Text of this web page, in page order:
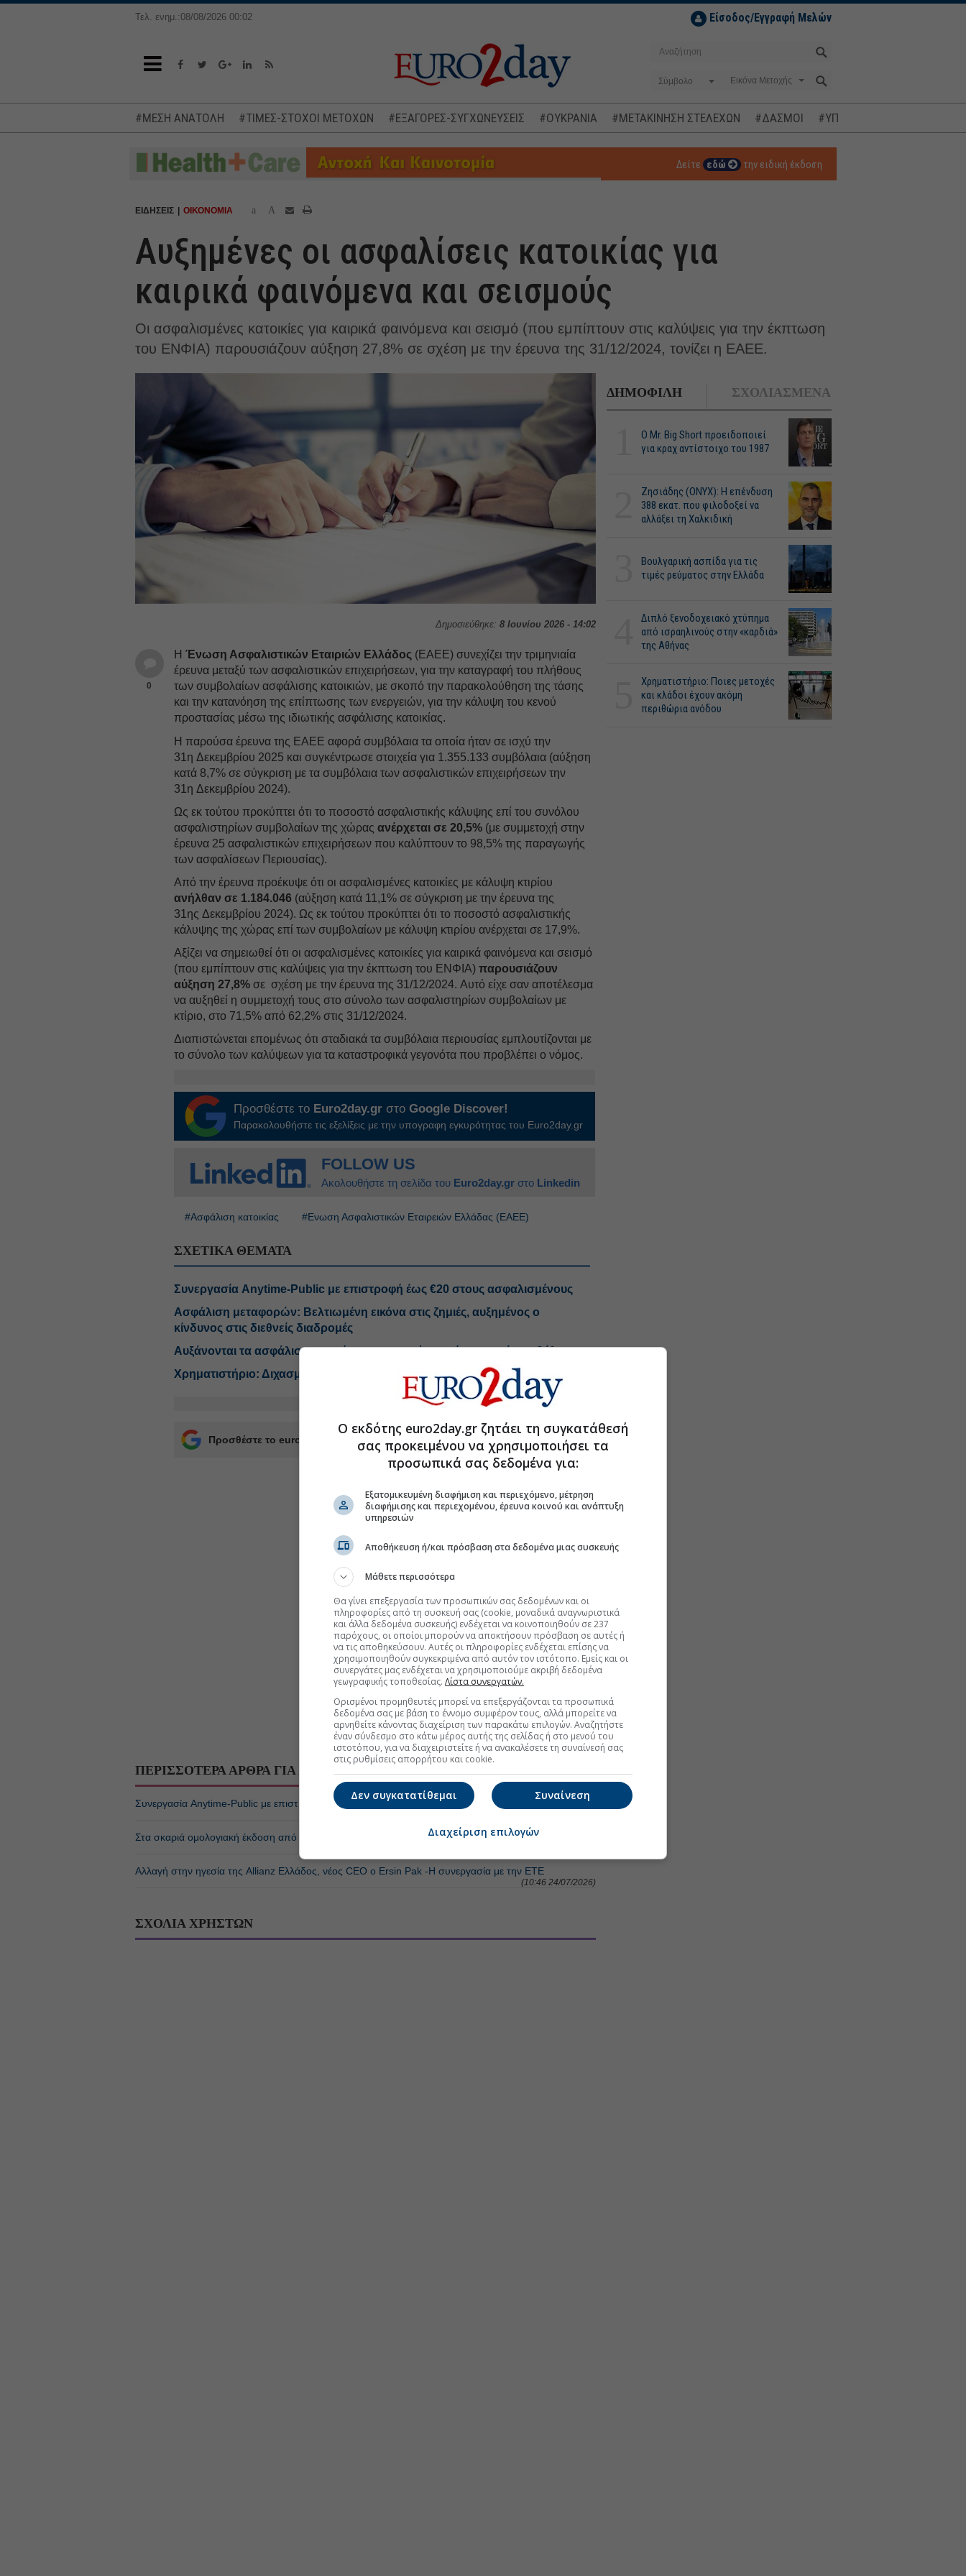
Τελ. ενημ.:08/08/2026 00:02 Είσοδος/Εγγραφή Μελών
Σύμβολο
#ΜΕΣΗ ΑΝΑΤΟΛΗ #ΤΙΜΕΣ-ΣΤΟΧΟΙ ΜΕΤΟΧΩΝ #ΕΞΑΓΟΡΕΣ-ΣΥΓΧΩΝΕΥΣΕΙΣ #ΟΥΚΡΑΝΙΑ #ΜΕΤΑΚΙΝΗΣΗ ΣΤΕΛΕΧΩΝ #ΔΑΣΜΟΙ #ΥΠΟΚΛΟΠΕΣ
Δείτε εδώ την ειδική έκδοση
ΕΙΔΗΣΕΙΣ ΟΙΚΟΝΟΜΙΑ a A
Αυξημένες οι ασφαλίσεις κατοικίας για
καιρικά φαινόμενα και σεισμούς
Οι ασφαλισμένες κατοικίες για καιρικά φαινόμενα και σεισμό (που εμπίπτουν στις καλύψεις για την έκπτωση
του ΕΝΦΙΑ) παρουσιάζουν αύξηση 27,8% σε σχέση με την έρευνα της 31/12/2024, τονίζει η ΕΑΕΕ.
Δημοσιεύθηκε: 8 Ιουνίου 2026 - 14:02
0
ΗΈνωση Ασφαλιστικών Εταιριών Ελλάδος (ΕΑΕΕ) συνεχίζει την τριμηνιαία
έρευνα μεταξύ των ασφαλιστικών επιχειρήσεων, για την καταγραφή του πλήθους
των συμβολαίων ασφάλισης κατοικιών, με σκοπό την παρακολούθηση της τάσης
και την κατανόηση της επίπτωσης των ενεργειών, για την κάλυψη του κενού
προστασίας μέσω της ιδιωτικής ασφάλισης κατοικίας.
Η παρούσα έρευνα της ΕΑΕΕ αφορά συμβόλαια τα οποία ήταν σε ισχύ την
31η Δεκεμβρίου 2025 και συγκέντρωσε στοιχεία για 1.355.133 συμβόλαια (αύξηση
κατά 8,7% σε σύγκριση με τα συμβόλαια των ασφαλιστικών επιχειρήσεων την
31η Δεκεμβρίου 2024).
Ως εκ τούτου προκύπτει ότι το ποσοστό ασφαλιστικής κάλυψης επί του συνόλου
ασφαλιστηρίων συμβολαίων της χώραςανέρχεται σε 20,5% (με συμμετοχή στην
έρευνα 25 ασφαλιστικών επιχειρήσεων που καλύπτουν το 98,5% της παραγωγής
των ασφαλίσεων Περιουσίας).
Από την έρευνα προέκυψε ότι οι ασφαλισμένες κατοικίες με κάλυψη κτιρίου
ανήλθαν σε 1.184.046 (αύξηση κατά 11,1% σε σύγκριση με την έρευνα της
31ης Δεκεμβρίου 2024). Ως εκ τούτου προκύπτει ότι το ποσοστό ασφαλιστικής
κάλυψης της χώρας επί των συμβολαίων με κάλυψη κτιρίου ανέρχεται σε 17,9%.
Αξίζει να σημειωθεί ότι οι ασφαλισμένες κατοικίες για καιρικά φαινόμενα και σεισμό
(που εμπίπτουν στις καλύψεις για την έκπτωση του ΕΝΦΙΑ)παρουσιάζουν
αύξηση 27,8% σε σχέση με την έρευνα της 31/12/2024. Αυτό είχε σαν αποτέλεσμα
να αυξηθεί η συμμετοχή τους στο σύνολο των ασφαλιστηρίων συμβολαίων με
κτίριο, στο 71,5% από 62,2% στις 31/12/2024.
Διαπιστώνεται επομένως ότι σταδιακά τα συμβόλαια περιουσίας εμπλουτίζονται με
το σύνολο των καλύψεων για τα καταστροφικά γεγονότα που προβλέπει ο νόμος.
Προσθέστε το Euro2day.gr στοGoogle Discover!
Παρακολουθήστε τις εξελίξεις με την υπογραφη εγκυρότητας του Euro2day.gr
FOLLOW US
Ακολουθήστε τη σελίδα του Euro2day.gr στο Linkedin
#Ασφάλιση κατοικίας #Ενωση Ασφαλιστικών Εταιρειών Ελλάδας (ΕΑΕΕ)
ΣΧΕΤΙΚΑ ΘΕΜΑΤΑ
Συνεργασία Anytime-Public με επιστροφή έως €20 στους ασφαλισμένους
Ασφάλιση μεταφορών: Βελτιωμένη εικόνα στις ζημιές, αυξημένος ο
κίνδυνος στις διεθνείς διαδρομές
Αυξάνονται τα ασφάλιστρα υγείας, υποχωρούν τα νέα ατομικά συμβόλαια
Χρηματιστήριο: Διχασμός σε blue chips και τράπεζες
Προσθέστε το euro2day.gr στο Discover
ΔΗΜΟΦΙΛΗ ΣΧΟΛΙΑΣΜΕΝΑ
O Mr. Big Short προειδοποιεί
για κραχ αντίστοιχο του 1987
Ζησιάδης (ONYX): Η επένδυση
388 εκατ. που φιλοδοξεί να
αλλάξει τη Χαλκιδική
Βουλγαρική ασπίδα για τις
τιμές ρεύματος στην Ελλάδα
Διπλό ξενοδοχειακό χτύπημα
από ισραηλινούς στην «καρδιά»
της Αθήνας
Χρηματιστήριο: Ποιες μετοχές
και κλάδοι έχουν ακόμη
περιθώρια ανόδου
ΠΕΡΙΣΣΟΤΕΡΑ ΑΡΘΡΑ ΓΙΑ
Συνεργασία Anytime-Public με επιστροφή έως €20 στους ασφαλισμένους (12:19 03/08/2026)
Στα σκαριά ομολογιακή έκδοση από Εθνική Ασφαλιστική (07:22 30/07/2026)
Αλλαγή στην ηγεσία της Allianz Ελλάδος, νέος CEO ο Ersin Pak -Η συνεργασία με την ΕΤΕ
(10:46 24/07/2026)
ΣΧΟΛΙΑ ΧΡΗΣΤΩΝ
Ο εκδότης euro2day.gr ζητάει τη συγκατάθεσή
σας προκειμένου να χρησιμοποιήσει τα
προσωπικά σας δεδομένα για:
Εξατομικευμένη διαφήμιση και περιεχόμενο, μέτρηση
διαφήμισης και περιεχομένου, έρευνα κοινού και ανάπτυξη
υπηρεσιών
Αποθήκευση ή/και πρόσβαση στα δεδομένα μιας συσκευής
Μάθετε περισσότερα
Θα γίνει επεξεργασία των προσωπικών σας δεδομένων και οι
πληροφορίες από τη συσκευή σας (cookie, μοναδικά αναγνωριστικά
και άλλα δεδομένα συσκευής) ενδέχεται να κοινοποιηθούν σε 237
παρόχους, οι οποίοι μπορούν να αποκτήσουν πρόσβαση σε αυτές ή
να τις αποθηκεύσουν. Αυτές οι πληροφορίες ενδέχεται επίσης να
χρησιμοποιηθούν συγκεκριμένα από αυτόν τον ιστότοπο. Εμείς και οι
συνεργάτες μας ενδέχεται να χρησιμοποιούμε ακριβή δεδομένα
γεωγραφικής τοποθεσίας. Λίστα συνεργατών.
Ορισμένοι προμηθευτές μπορεί να επεξεργάζονται τα προσωπικά
δεδομένα σας με βάση το έννομο συμφέρον τους, αλλά μπορείτε να
αρνηθείτε κάνοντας διαχείριση των παρακάτω επιλογών. Αναζητήστε
έναν σύνδεσμο στο κάτω μέρος αυτής της σελίδας ή στο μενού του
ιστοτόπου, για να διαχειριστείτε ή να ανακαλέσετε τη συναίνεσή σας
στις ρυθμίσεις απορρήτου και cookie.
Συναίνεση
Δεν συγκατατίθεμαι
Διαχείριση επιλογών